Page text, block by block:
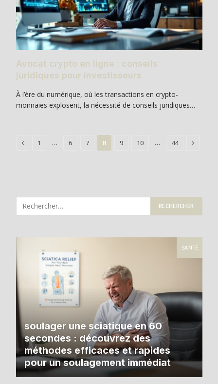
Avocat crypto en ligne : conseils
juridiques pour investisseurs
À l’ère du numérique, où les transactions en crypto-
monnaies explosent, la nécessité de conseils juridiques…
Previous
1 … 6 7 8 9 10 … 44 Next
SANTÉ
soulager une sciatique en 60
secondes : découvrez des
méthodes efficaces et rapides
pour un soulagement immédiat